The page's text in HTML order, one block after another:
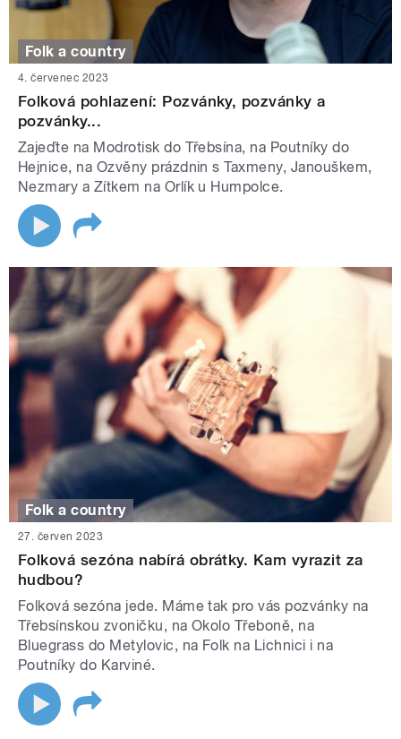
Folk a country
4. červenec 2023
Folková pohlazení: Pozvánky, pozvánky a
pozvánky...
Zajeďte na Modrotisk do Třebsína, na Poutníky do
Hejnice, na Ozvěny prázdnin s Taxmeny, Janouškem,
Nezmary a Zítkem na Orlík u Humpolce.
Folk a country
27. červen 2023
Folková sezóna nabírá obrátky. Kam vyrazit za
hudbou?
Folková sezóna jede. Máme tak pro vás pozvánky na
Třebsínskou zvoničku, na Okolo Třeboně, na
Bluegrass do Metylovic, na Folk na Lichnici i na
Poutníky do Karviné.